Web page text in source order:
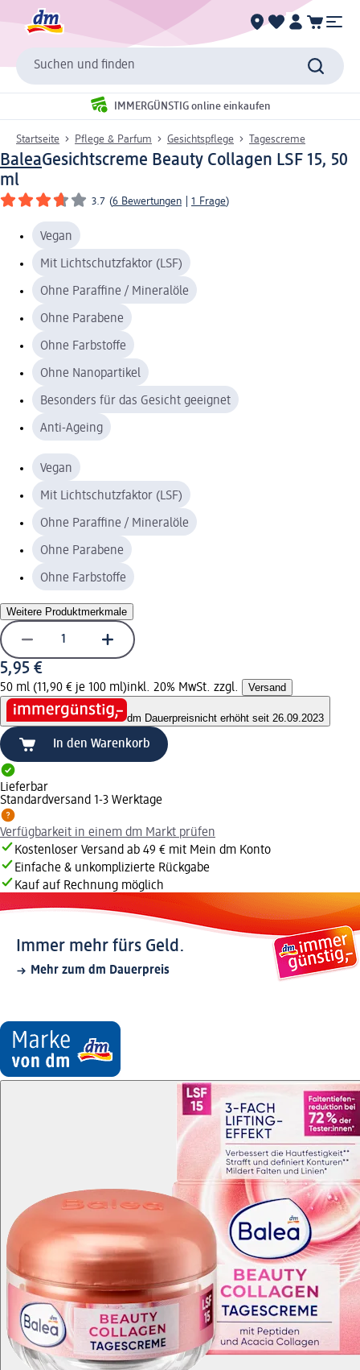
Suchen und finden
IMMERGÜNSTIG online einkaufen
Startseite Pflege & Parfum Gesichtspflege Tagescreme
BaleaGesichtscreme Beauty Collagen LSF 15, 50
ml
3.7 (6 Bewertungen 1 Frage)
Vegan
Mit Lichtschutzfaktor (LSF)
Ohne Paraffine / Mineralöle
Ohne Parabene
Ohne Farbstoffe
Ohne Nanopartikel
Besonders für das Gesicht geeignet
Anti-Ageing
Vegan
Mit Lichtschutzfaktor (LSF)
Ohne Paraffine / Mineralöle
Ohne Parabene
Ohne Farbstoffe
Weitere Produktmerkmale
5,95 €
50 ml (11,90 € je 100 ml)inkl. 20% MwSt. zzgl. Versand
dm Dauerpreisnicht erhöht seit 26.09.2023
In den Warenkorb
Lieferbar
Standardversand 1-3 Werktage
Verfügbarkeit in einem dm Markt prüfen
Kostenloser Versand ab 49 € mit Mein dm Konto
Einfache & unkomplizierte Rückgabe
Kauf auf Rechnung möglich
Immer mehr fürs Geld.
Mehr zum dm Dauerpreis